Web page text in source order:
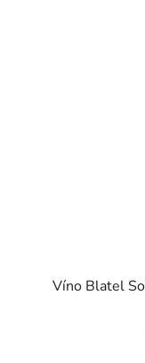
Víno Blatel